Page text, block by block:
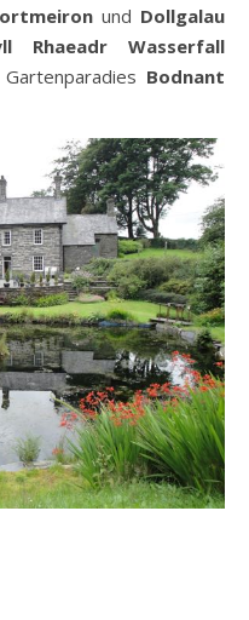
und Dollgalau
Rhaeadr
Wasserfall
Bodnant